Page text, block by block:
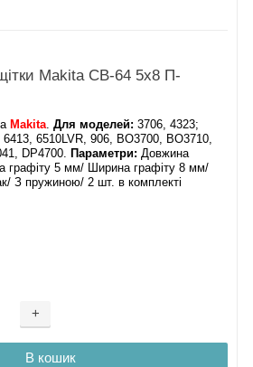
щітки Makita CB-64 5х8 П-
Makita.Для моделей: 3706, 4323;
6510LVR, 906, BO3700, BO3710,
DP4700. Параметри: Довжина
графіту 5 мм/ Ширина графіту 8 мм/
З пружиною/ 2 шт. в комплекті
+
В кошик